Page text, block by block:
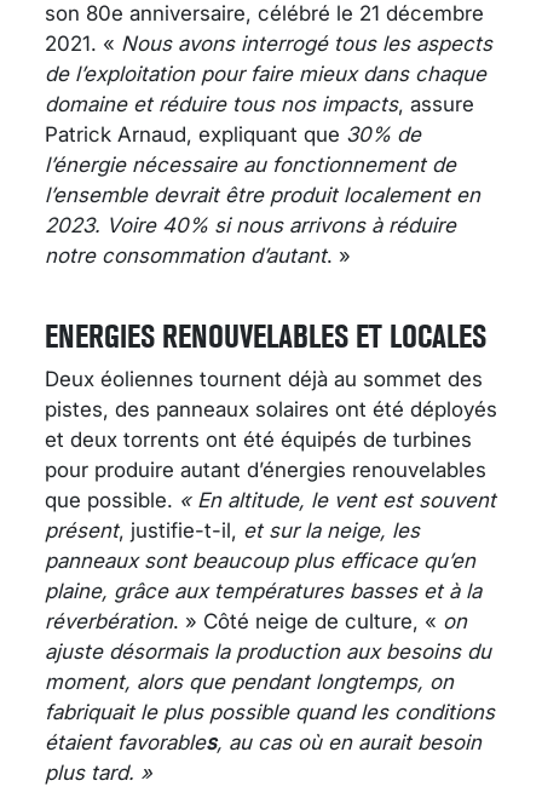
son 80e anniversaire, célébré le 21 décembre
2021. « Nous avons interrogé tous les aspects
de l’exploitation pour faire mieux dans chaque
domaine et réduire tous nos impacts, assure
Patrick Arnaud, expliquant que 30% de
l’énergie nécessaire au fonctionnement de
l’ensemble devrait être produit localement en
2023. Voire 40% si nous arrivons à réduire
notre consommation d’autant. »
ENERGIES RENOUVELABLES ET LOCALES
Deux éoliennes tournent déjà au sommet des
pistes, des panneaux solaires ont été déployés
et deux torrents ont été équipés de turbines
pour produire autant d’énergies renouvelables
que possible. « En altitude, le vent est souvent
présent, justifie-t-il, et sur la neige, les
panneaux sont beaucoup plus efficace qu’en
plaine, grâce aux températures basses et à la
réverbération. » Côté neige de culture, « on
ajuste désormais la production aux besoins du
moment, alors que pendant longtemps, on
fabriquait le plus possible quand les conditions
étaient favorables, au cas où en aurait besoin
plus tard. »